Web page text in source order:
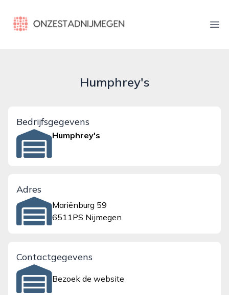
onzestadnijmegen.nl
Humphrey's
Bedrijfsgegevens
Humphrey's
Adres
Mariënburg 59
6511PS Nijmegen
Contactgegevens
Bezoek de website